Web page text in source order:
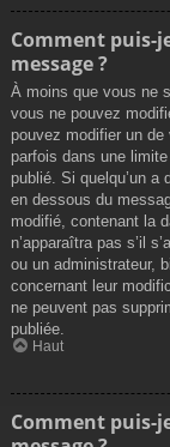
Comment puis-
message ?
À moins que vous ne
vous ne pouvez
pouvez modifier un
parfois dans une
publié. Si quelqu’un
en dessous du
modifié, contenant la
n’apparaîtra pas s’il
ou un administrateur,
concernant leur
ne peuvent pas
publiée.
Haut
Comment puis-